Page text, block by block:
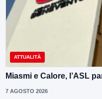
ATTUALITÀ
Miasmi e Calore, l’ASL
7 AGOSTO 2026